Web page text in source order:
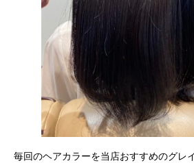
毎回のヘアカラーを当店おすすめのグレ